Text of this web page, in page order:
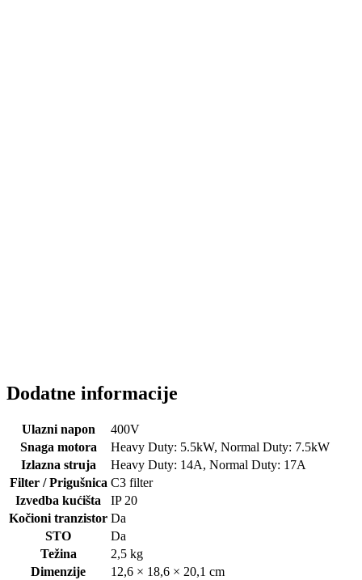
Dodatne informacije
Ulazni napon
400V
Snaga motora
Heavy Duty: 5.5kW, Normal Duty: 7.5kW
Izlazna struja
Heavy Duty: 14A, Normal Duty: 17A
Filter / Prigušnica C3 filter
Izvedba kućišta
IP 20
Kočioni tranzistor Da
STO
Da
Težina
2,5 kg
Dimenzije
12,6 × 18,6 × 20,1 cm